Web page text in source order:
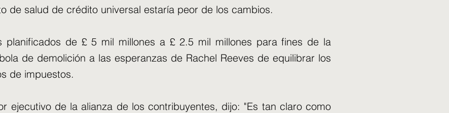
de salud de crédito universal estaría peor de los cambios.
planificados de £ 5 mil millones a £ 2.5 mil millones para fines de la
de demolición a las esperanzas de Rachel Reeves de equilibrar los
de impuestos.
ejecutivo de la alianza de los contribuyentes, dijo: "Es tan claro como